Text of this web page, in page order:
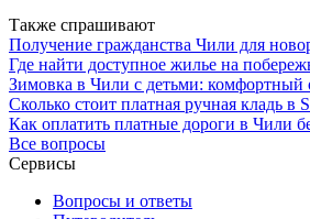
Также спрашивают
Получение гражданства Чили для
Где найти доступное жилье на
Зимовка в Чили с детьми: комфортный
Сколько стоит платная ручная кладь в
Как оплатить платные дороги в Чили
Все вопросы
Сервисы
Вопросы и ответы